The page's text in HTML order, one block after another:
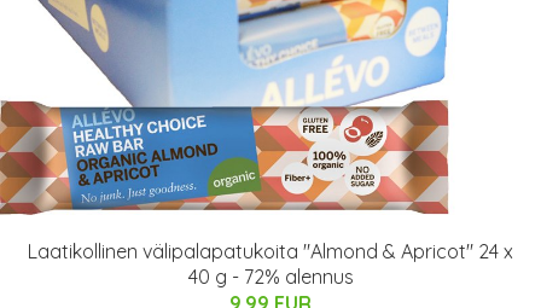
Laatikollinen välipalapatukoita "Almond & Apricot" 24 x
40 g - 72% alennus
9.99 EUR